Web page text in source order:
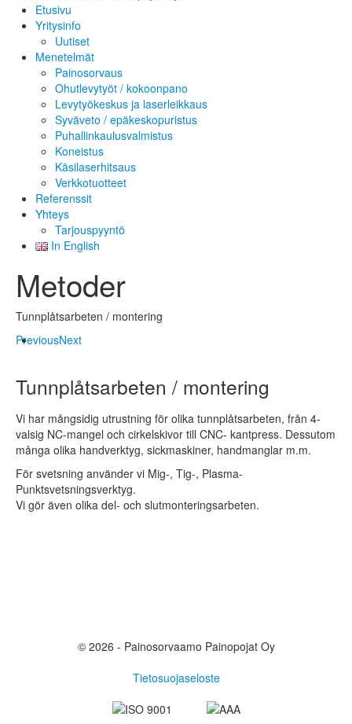
Etusivu
Yritysinfo
Uutiset
Menetelmät
Painosorvaus
Ohutlevytyöt / kokoonpano
Levytyökeskus ja laserleikkaus
Syväveto / epäkeskopuristus
Puhallinkaulusvalmistus
Koneistus
Käsilaserhitsaus
Verkkotuotteet
Referenssit
Yhteys
Tarjouspyyntö
In English
Metoder
Tunnplåtsarbeten / montering
PreviousNext
Tunnplåtsarbeten / montering
Vi har mångsidig utrustning för olika tunnplåtsarbeten, från 4-
valsig NC-mangel och cirkelskivor till CNC- kantpress. Dessutom
många olika handverktyg, sickmaskiner, handmanglar m.m.
För svetsning använder vi Mig-, Tig-, Plasma-
Punktsvetsningsverktyg.
Vi gör även olika del- och slutmonteringsarbeten.
© 2026 - Painosorvaamo Painopojat Oy
Tietosuojaseloste